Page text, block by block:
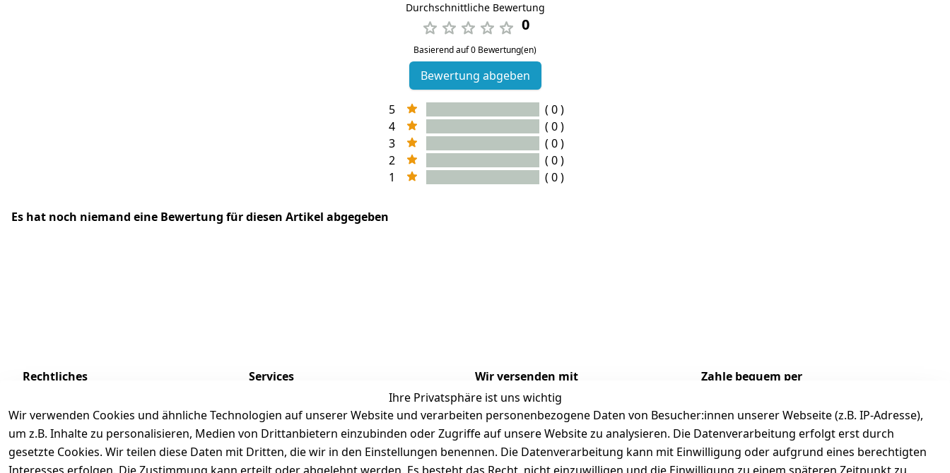
Durchschnittliche Bewertung
0
Basierend auf 0 Bewertung(en)
Bewertung abgeben
5
( 0 )
4
( 0 )
3
( 0 )
2
( 0 )
1
( 0 )
Es hat noch niemand eine Bewertung für diesen Artikel abgegeben
Ihre Privatsphäre ist uns wichtig
Wir verwenden Cookies und ähnliche Technologien auf unserer Website und verarbeiten personenbezogene Daten von Besucher:innen unserer Webseite (z.B. IP-Adresse),
um z.B. Inhalte zu personalisieren, Medien von Drittanbietern einzubinden oder Zugriffe auf unsere Website zu analysieren. Die Datenverarbeitung erfolgt erst durch
gesetzte Cookies. Wir teilen diese Daten mit Dritten, die wir in den Einstellungen benennen. Die Datenverarbeitung kann mit Einwilligung oder aufgrund eines berechtigten
Rechtliches
Impressum
Datenschutzerklärung
Services
Registrieren
Zahlung und Versand
Wir versenden mit
Folgt uns gern auf
Zahle bequem per